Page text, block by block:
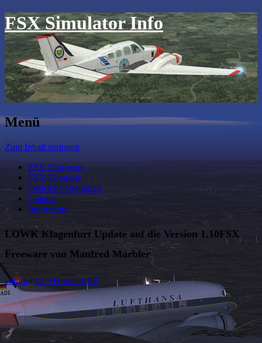
FSX Simulator Info
Menü
Zum Inhalt springen
FSX Hardware
FSX-Tutorials
Deutsche Szenerien
Galerie
Impressum
LOWK Klagenfurt Update auf die Version 1.10FSX
Freeware von Manfred Marbler
admin / 17. Februar 2014